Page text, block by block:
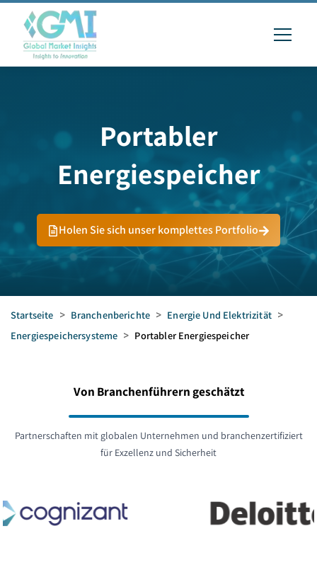
Portabler
Energiespeicher
Holen Sie sich unser komplettes Portfolio
Startseite > Branchenberichte > Energie Und Elektrizität >
Energiespeichersysteme > Portabler Energiespeicher
Von Branchenführern geschätzt
Partnerschaften mit globalen Unternehmen und branchenzertifiziert
für Exzellenz und Sicherheit